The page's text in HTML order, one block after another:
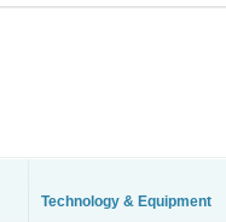
Technology & Equipment